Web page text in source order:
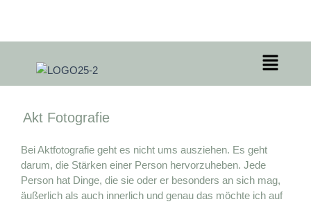
springen
Menü
Akt Fotografie
Bei Aktfotografie geht es nicht ums ausziehen. Es geht
darum, die Stärken einer Person hervorzuheben. Jede
Person hat Dinge, die sie oder er besonders an sich mag,
äußerlich als auch innerlich und genau das möchte ich auf